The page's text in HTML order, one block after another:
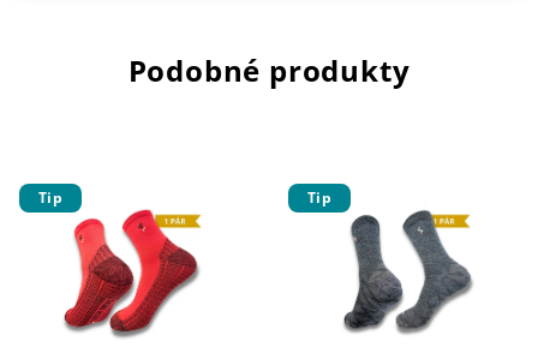
Podobné produkty
Tip Tip